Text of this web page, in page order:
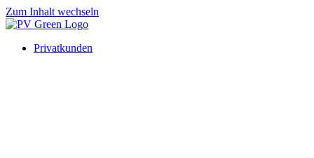
Zum Inhalt wechseln
Privatkunden